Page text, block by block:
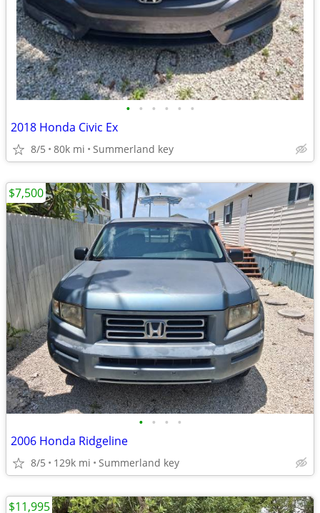
• • • • • •
2018 Honda Civic Ex
8/5 80k mi Summerland key
• • • •
2006 Honda Ridgeline
8/5 129k mi Summerland key
$7,500
$11,995